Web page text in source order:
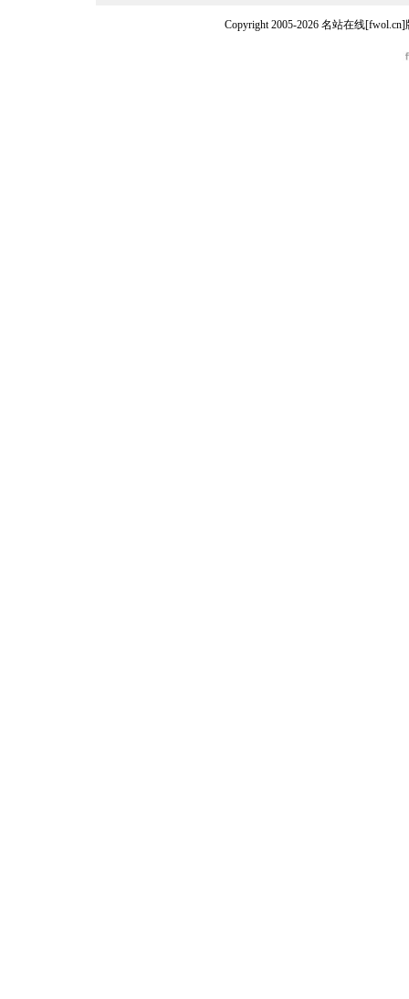
Copyright 2005-2026 名站在线